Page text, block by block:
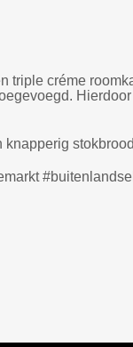
triple créme
knapperig